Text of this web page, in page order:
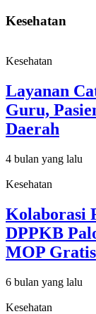
Kesehatan
Kesehatan
Layanan
Guru,
Daerah
4 bulan yang lalu
Kesehatan
Kolaborasi
DPPKB
MOP Gratis
6 bulan yang lalu
Kesehatan